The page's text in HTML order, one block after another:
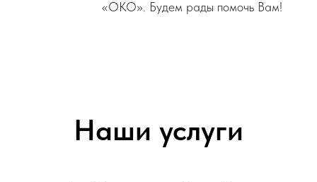
«ОКО». Будем рады помочь Вам!
Наши услуги